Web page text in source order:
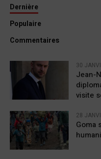
Dernière
Populaire
Commentaires
30
Jean-
visite
28
Goma